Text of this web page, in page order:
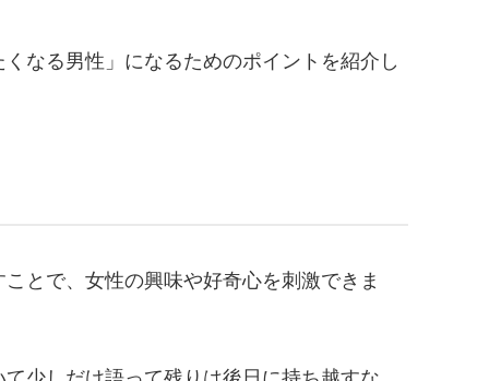
なる男性」になるためのポイントを紹介し
とで、女性の興味や好奇心を刺激できま